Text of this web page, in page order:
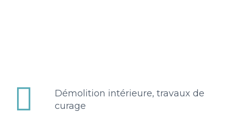


Démolition intérieure, travaux de
curage